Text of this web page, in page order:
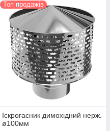
Топ продажів
Іскрогасник димохідний нерж.
ø100мм